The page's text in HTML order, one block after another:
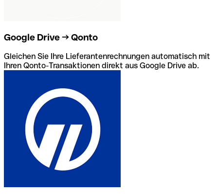
Google Drive → Qonto
Gleichen Sie Ihre Lieferantenrechnungen automatisch mit
Ihren Qonto-Transaktionen direkt aus Google Drive ab.